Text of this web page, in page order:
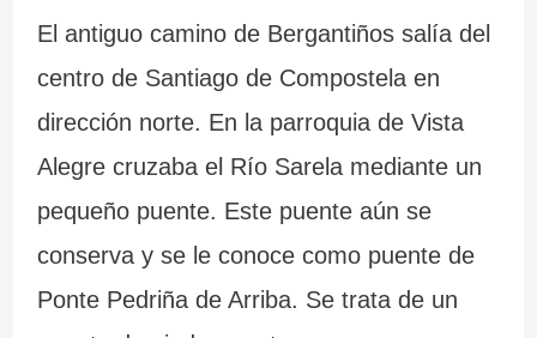
El antiguo camino de Bergantiños salía del
centro de Santiago de Compostela en
dirección norte. En la parroquia de Vista
Alegre cruzaba el Río Sarela mediante un
pequeño puente. Este puente aún se
conserva y se le conoce como puente de
Ponte Pedriña de Arriba. Se trata de un